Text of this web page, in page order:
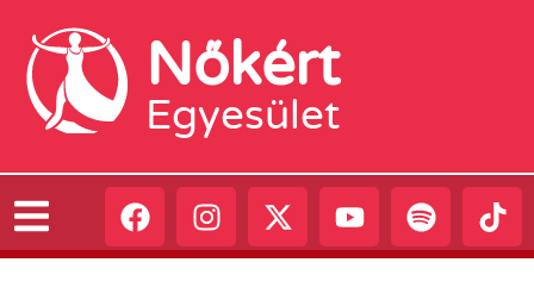
Nőkért
Egyesület